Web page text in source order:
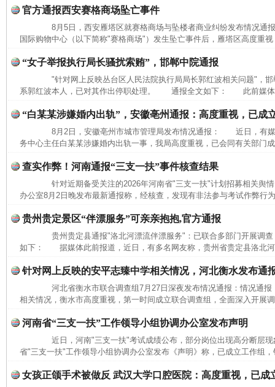
官方通报西安赛格商场坠亡事件
8月5日，西安雁塔区就赛格商场与坠楼者商业纠纷发布情况
国际购物中心（以下简称"赛格商场"）发生坠亡事件后，雁塔区高度重
“女子举报执行局长骚扰索贿”，邯郸中院通报
"针对网上反映丛台区人民法院执行局局长郭红波相关问题"，邯
系郭红波本人，已对其作出停职处理。 通报全文如下： 此前媒体
“白某某涉嫌婚内出轨”，安徽亳州通报：高度重视，已成
8月2日，安徽亳州市城市管理局发布情况通报： 近日，有媒
务中心主任白某某涉嫌婚内出轨一事，我局高度重视，已会同有关部门
查实作弊！河南通报“三支一扶”事件核查结果
针对近期备受关注的2026年河南省"三支一扶"计划招募相关舆
办公室8月2日晚发布最新通报称，经核查，发现有非法参与考试作弊行
贵州贵定景区“伴漂服务”可亲亲抱抱,官方通报
贵州贵定县通报"洛北河漂流伴漂服务"：已联合多部门开展调查
如下： 据媒体此前报道，近日，有多名网友称，贵州省贵定县洛北
针对网上反映的安平志臻中学相关情况，河北衡水发布通
河北省衡水市联合调查组7月27日深夜发布情况通报：情况通
相关情况，衡水市高度重视，第一时间成立联合调查组，全面深入开展
河南省“三支一扶”工作领导小组协调办公室发布声明
近日，河南"三支一扶"考试成绩公布，部分岗位出现高分断层现
省"三支一扶"工作领导小组协调办公室发布《声明》称，已成立工作组
女孩正颌手术被做反 武汉大学口腔医院：高度重视，已成
网上购药对药下症？